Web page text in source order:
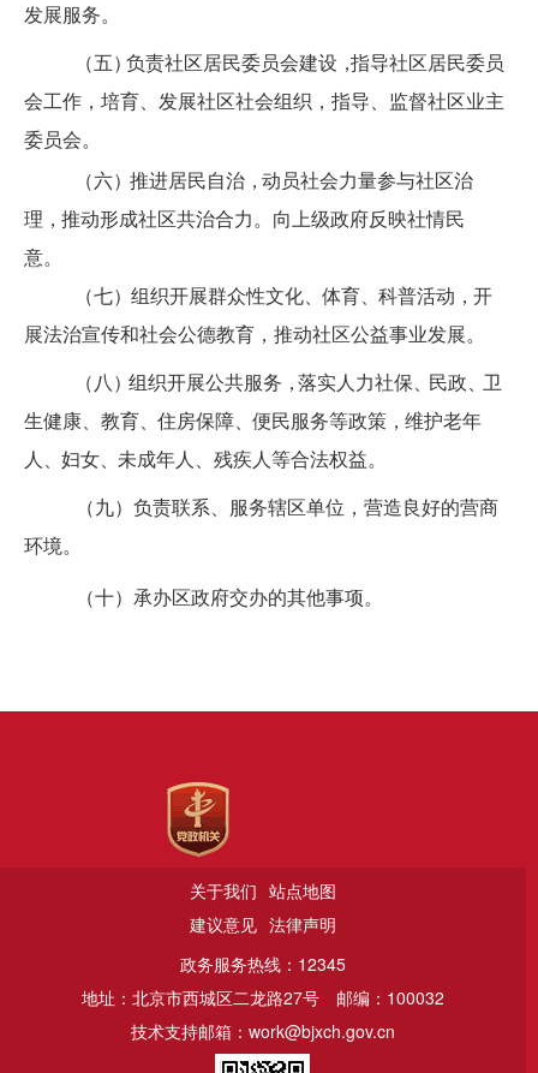
发展服务。
（五） 负责社区居民委员会建设 ，指导社区居民委员
会工作，培育、发展社区社会组织，指导、监督社区业主
委员会。
（六） 推进居民自治 ， 动员社会力量参与社区治
理 ， 推动形成社区共治合力。向上级政府反映社情民
意。
（七） 组织开展群众性文化 体育 科普活动 ， 开
展法治宣传和社会公德教育，推动社区公益事业发展。
（八 ） 组织开展公共服务 ， 落实人力社保 民政
卫
生健康、 教育 住房保障 便民服务等政策 ， 维护老年
人
妇女 未成年人、残疾人等合法权益。
（九）负责联系、服务辖区单位，营造良好的营商
环境。
（十）承办区政府交办的其他事项。
关于我们 站点地图
建议意见 法律声明
政务服务热线：12345
地址：北京市西城区二龙路27号
邮编：100032
技术支持邮箱：work@bjxch.gov.cn